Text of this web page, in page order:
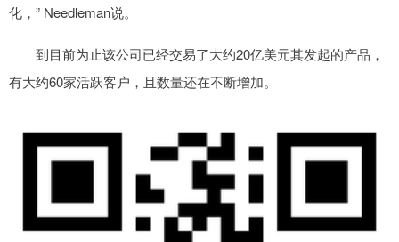
化，” Needleman说。
到目前为止该公司已经交易了大约20亿美元其发起的产品，
有大约60家活跃客户，且数量还在不断增加。